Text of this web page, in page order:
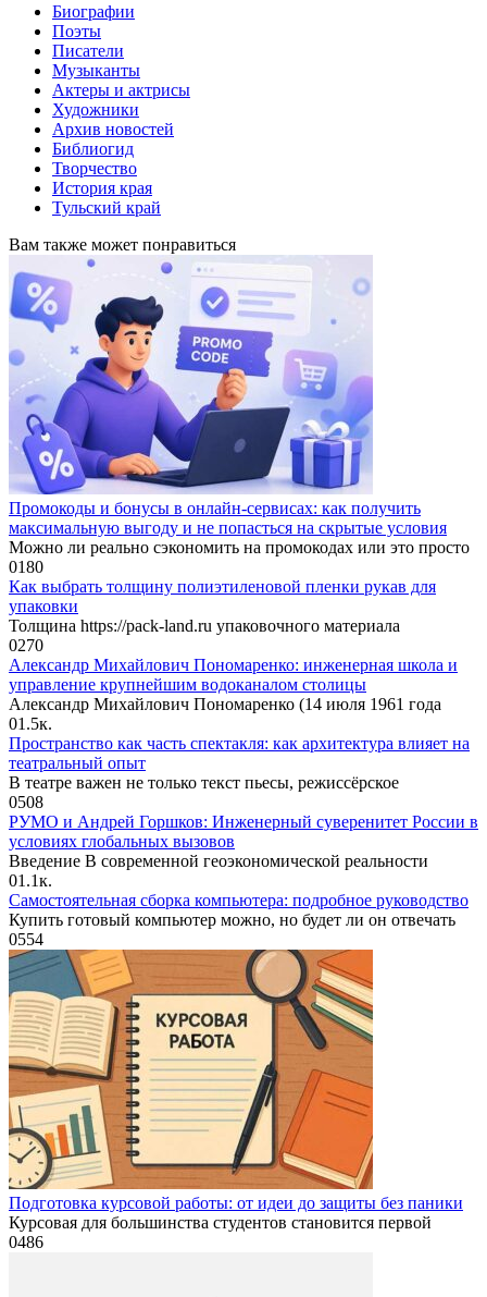
Биографии
Поэты
Писатели
Музыканты
Актеры и актрисы
Художники
Архив новостей
Библиогид
Творчество
История края
Тульский край
Вам также может понравиться
Промокоды и бонусы в онлайн-сервисах: как получить
максимальную выгоду и не попасться на скрытые условия
Можно ли реально сэкономить на промокодах или это просто
0180
Как выбрать толщину полиэтиленовой пленки рукав для
упаковки
Толщина https://pack-land.ru упаковочного материала
0270
Александр Михайлович Пономаренко: инженерная школа и
управление крупнейшим водоканалом столицы
Александр Михайлович Пономаренко (14 июля 1961 года
01.5к.
Пространство как часть спектакля: как архитектура влияет на
театральный опыт
В театре важен не только текст пьесы, режиссёрское
0508
РУМО и Андрей Горшков: Инженерный суверенитет России в
условиях глобальных вызовов
Введение В современной геоэкономической реальности
01.1к.
Самостоятельная сборка компьютера: подробное руководство
Купить готовый компьютер можно, но будет ли он отвечать
0554
Подготовка курсовой работы: от идеи до защиты без паники
Курсовая для большинства студентов становится первой
0486